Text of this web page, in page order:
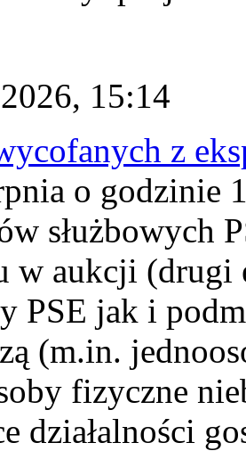
15:14
z
o godzinie
służbowych
w aukcji (drugi
PSE jak i
(m.in.
fizyczne
działalności